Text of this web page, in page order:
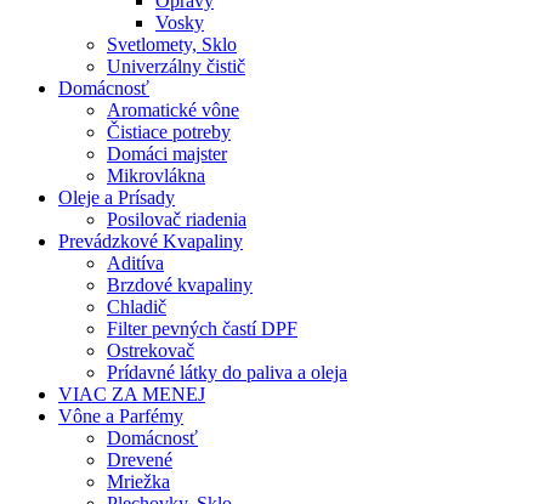
Vosky
Svetlomety, Sklo
Univerzálny čistič
Domácnosť
Aromatické vône
Čistiace potreby
Domáci majster
Mikrovlákna
Oleje a Prísady
Posilovač riadenia
Prevádzkové Kvapaliny
Aditíva
Brzdové kvapaliny
Chladič
Filter pevných častí DPF
Ostrekovač
Prídavné látky do paliva a oleja
VIAC ZA MENEJ
Vône a Parfémy
Domácnosť
Drevené
Mriežka